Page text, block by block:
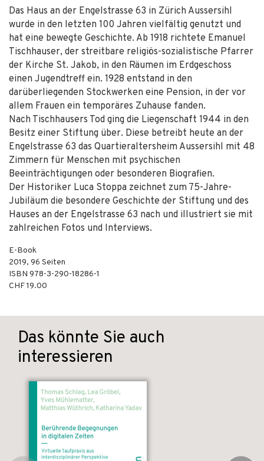
Das Haus an der Engelstrasse 63 in Zürich Aussersihl
wurde in den letzten 100 Jahren vielfältig genutzt und
hat eine bewegte Geschichte. Ab 1918 richtete Emanuel
Tischhauser, der streitbare religiös-sozialistische Pfarrer
der Kirche St. Jakob, in den Räumen im Erdgeschoss
einen Jugendtreff ein. 1928 entstand in den
darüberliegenden Stockwerken eine Pension, in der vor
allem Frauen ein temporäres Zuhause fanden.
Nach Tischhausers Tod ging die Liegenschaft 1944 in den
Besitz einer Stiftung über. Diese betreibt heute an der
Engelstrasse 63 das Quartieraltersheim Aussersihl mit 48
Zimmern für Menschen mit psychischen
Beeinträchtigungen oder besonderen Biografien.
Der Historiker Luca Stoppa zeichnet zum 75-Jahre-
Jubiläum die besondere Geschichte der Stiftung und des
Hauses an der Engelstrasse 63 nach und illustriert sie mit
zahlreichen Fotos und Interviews.
E-Book
2019, 96 Seiten
ISBN 978-3-290-18286-1
CHF 19.00
Das könnte Sie auch
interessieren